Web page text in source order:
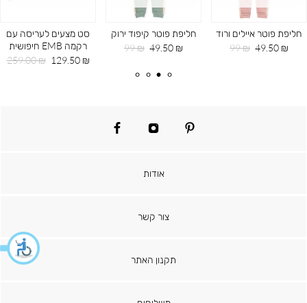
סט מצעים לעריסה עם
רקמה EMB חיפושית
מחיר
129.50 ₪
מחיר
259.00 ₪
חליפת פוטר קיפוד ירוק
מחיר
49.50 ₪
מחיר
99 ₪
חליפת פוטר איילים ורוד
מחיר
49.50 ₪
מחיר
99 ₪
pinterest
instagram
facebook
אודות
צור קשר
תקנון האתר